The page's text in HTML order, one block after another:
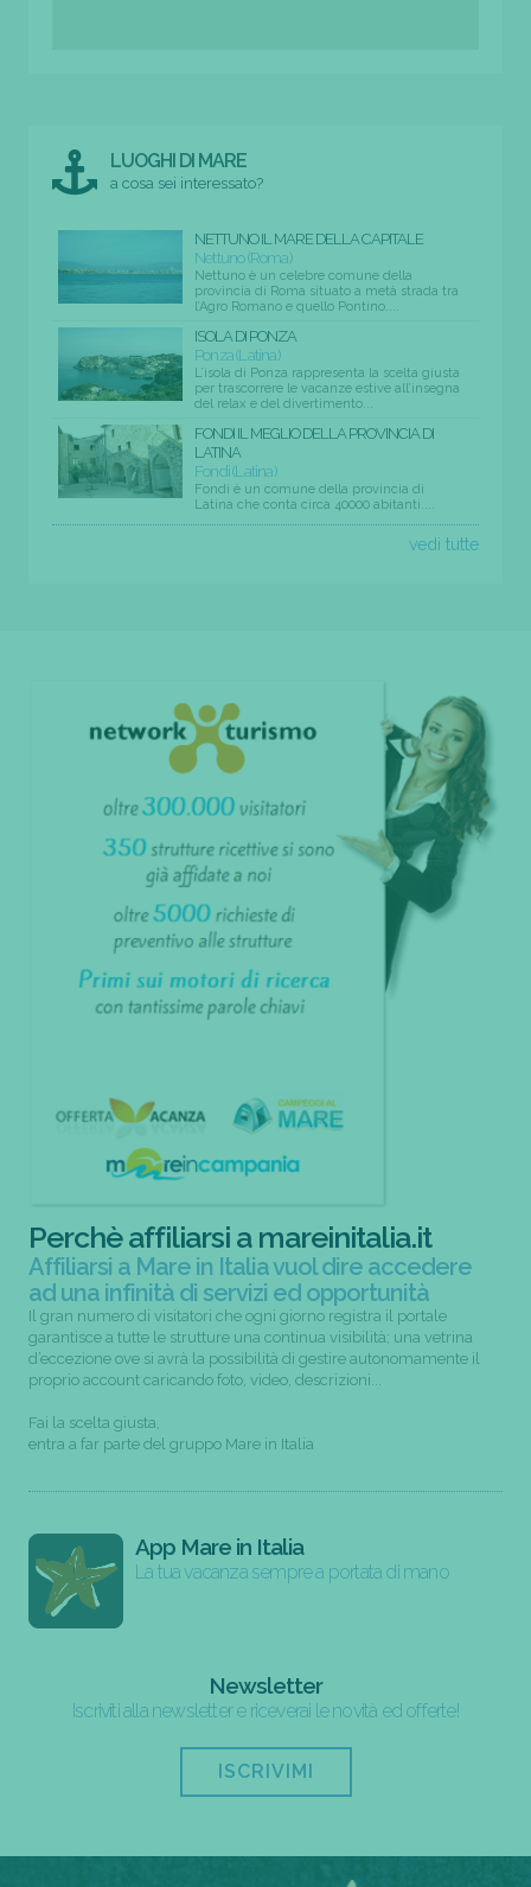
LUOGHI DI MARE
a cosa sei interessato?
NETTUNO IL MARE DELLA CAPITALE
Nettuno (Roma)
Nettuno è un celebre comune della
provincia di Roma situato a metà strada tra
l’Agro Romano e quello Pontino....
ISOLA DI PONZA
Ponza (Latina)
L’isola di Ponza rappresenta la scelta giusta
per trascorrere le vacanze estive all’insegna
del relax e del divertimento...
FONDI IL MEGLIO DELLA PROVINCIA DI
LATINA
Fondi (Latina)
Fondi è un comune della provincia di
Latina che conta circa 40000 abitanti....
vedi tutte
Perchè affiliarsi a mareinitalia.it
Affiliarsi a Mare in Italia vuol dire accedere
ad una infinità di servizi ed opportunità
Il gran numero di visitatori che ogni giorno registra il portale
garantisce a tutte le strutture una continua visibilità; una vetrina
d’eccezione ove si avrà la possibilità di gestire autonomamente il
proprio account caricando foto, video, descrizioni...
Fai la scelta giusta,
entra a far parte del gruppo Mare in Italia
App Mare in Italia
La tua vacanza sempre a portata di mano
Newsletter
Iscriviti alla newsletter e riceverai le novità ed offerte!
ISCRIVIMI